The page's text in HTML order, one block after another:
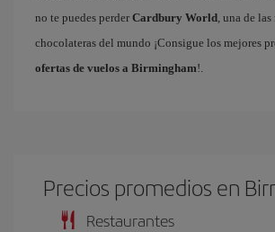
no te puedes perder Cardbury World, una de las
chocolateras del mundo ¡Consigue los mejores
ofertas de vuelos a Birmingham!.
Precios promedios en
Restaurantes